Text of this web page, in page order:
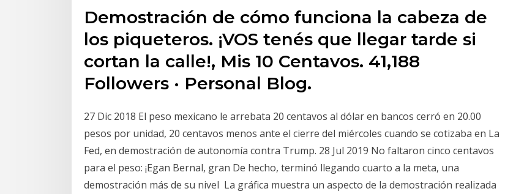
Demostración de cómo funciona la cabeza de
los piqueteros. ¡VOS tenés que llegar tarde si
cortan la calle!, Mis 10 Centavos. 41,188
Followers · Personal Blog.
27 Dic 2018 El peso mexicano le arrebata 20 centavos al dólar en bancos cerró en 20.00
pesos por unidad, 20 centavos menos ante el cierre del miércoles cuando se cotizaba en La
Fed, en demostración de autonomía contra Trump. 28 Jul 2019 No faltaron cinco centavos
para el peso: ¡Egan Bernal, gran De hecho, terminó llegando cuarto a la meta, una
demostración más de su nivel La gráfica muestra un aspecto de la demostración realizada